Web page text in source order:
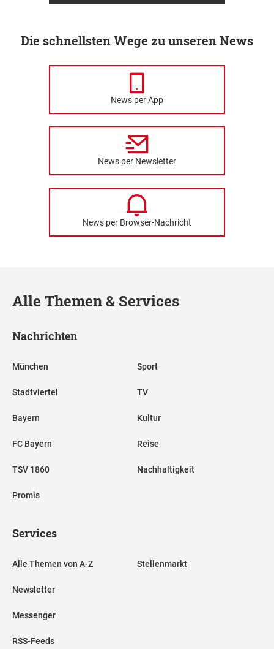
Die schnellsten Wege zu unseren News
News per App
News per Newsletter
News per Browser-Nachricht
Alle Themen & Services
Nachrichten
München
Stadtviertel
Bayern
FC Bayern
TSV 1860
Promis
Sport
TV
Kultur
Reise
Nachhaltigkeit
Services
Alle Themen von A-Z
Newsletter
Messenger
RSS-Feeds
Stellenmarkt